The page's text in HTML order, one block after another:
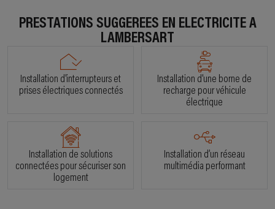
THOMAS CONTAT
29 avenue des aubepines, 59130
En savoir plus
CLE ELECTRICITE
66 rue volta, 59130 LAMBERSART
En savoir plus
ELECTRI PLUS
1 rue du docteur menard, 59160
LILLE
En savoir plus
10 rue de calais, 59800 LILLE
En savoir plus
PRESTATIONS SUGGÉRÉES EN ÉLECTRICITÉ À
LAMBERSART
Installation d'interrupteurs et
prises électriques connectés
Installation d'une borne de
recharge pour véhicule
électrique
Installation de solutions
connectées pour sécuriser son
logement
Installation d’un réseau
multimédia performant